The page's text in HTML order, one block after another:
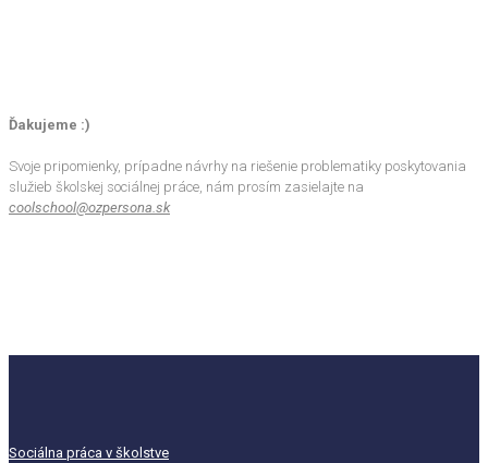
Ďakujeme :)
Svoje pripomienky, prípadne návrhy na riešenie problematiky poskytovania
služieb školskej sociálnej práce, nám prosím zasielajte na
coolschool@ozpersona.sk
Sociálna práca v školstve